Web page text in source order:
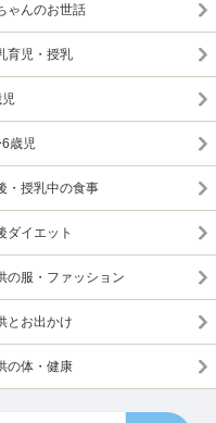
ゃんのお世話
育児・授乳
児
歳児
・授乳中の食事
ダイエット
の服・ファッション
とお出かけ
の体・健康